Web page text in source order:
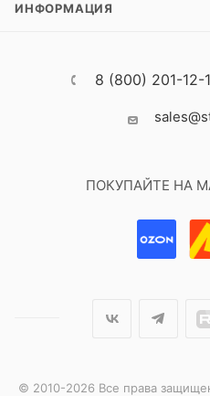
ИНФОРМАЦИЯ
8 (800) 201-12-
ПОКУПАЙТЕ НА
© 2010-2026 Все права